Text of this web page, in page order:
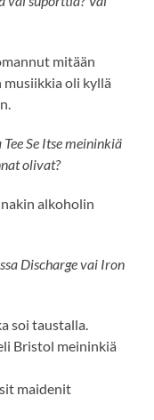
mitään
oli kyllä
Se Itse meininkiä
olivat?
alkoholin
Discharge vai Iron
soi taustalla.
Bristol meininkiä
maidenit